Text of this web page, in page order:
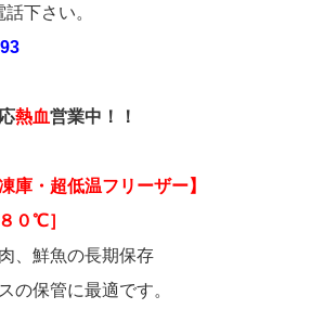
下さい。
熱血営業中！！
庫・超低温フリーザー】
０℃］
、鮮魚の長期保存
の保管に最適です。